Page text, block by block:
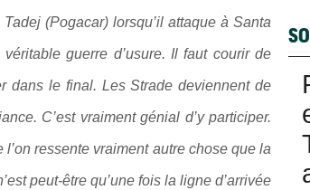
(Pogacar) lorsqu’il attaque à Santa
guerre d’usure. Il faut courir de
dans le final. Les Strade deviennent de
C’est vraiment génial d’y participer.
ressente vraiment autre chose que la
peut-être qu’une fois la ligne d’arrivée